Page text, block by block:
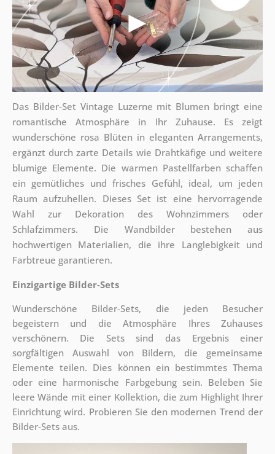
Das Bilder-Set Vintage Luzerne mit Blumen bringt eine
romantische Atmosphäre in Ihr Zuhause. Es zeigt
wunderschöne rosa Blüten in eleganten Arrangements,
ergänzt durch zarte Details wie Drahtkäfige und weitere
blumige Elemente. Die warmen Pastellfarben schaffen
ein gemütliches und frisches Gefühl, ideal, um jeden
Raum aufzuhellen. Dieses Set ist eine hervorragende
Wahl zur Dekoration des Wohnzimmers oder
Schlafzimmers. Die Wandbilder bestehen aus
hochwertigen Materialien, die ihre Langlebigkeit und
Farbtreue garantieren.
Einzigartige Bilder-Sets
Wunderschöne Bilder-Sets, die jeden Besucher
begeistern und die Atmosphäre Ihres Zuhauses
verschönern. Die Sets sind das Ergebnis einer
sorgfältigen Auswahl von Bildern, die gemeinsame
Elemente teilen. Dies können ein bestimmtes Thema
oder eine harmonische Farbgebung sein. Beleben Sie
leere Wände mit einer Kollektion, die zum Highlight Ihrer
Einrichtung wird. Probieren Sie den modernen Trend der
Bilder-Sets aus.